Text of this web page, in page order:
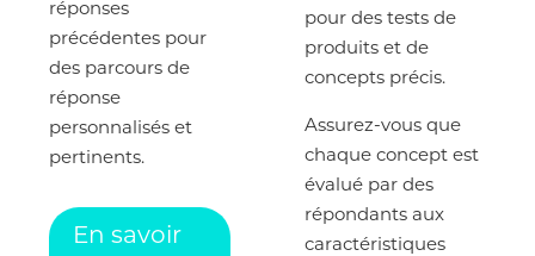
réponses
précédentes pour
des parcours de
réponse
personnalisés et
pertinents.
En savoir
pour des tests de
produits et de
concepts précis.
Assurez-vous que
chaque concept est
évalué par des
répondants aux
caractéristiques